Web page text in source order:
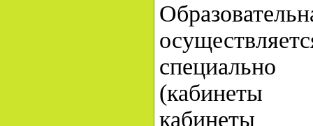
специально
кабинеты